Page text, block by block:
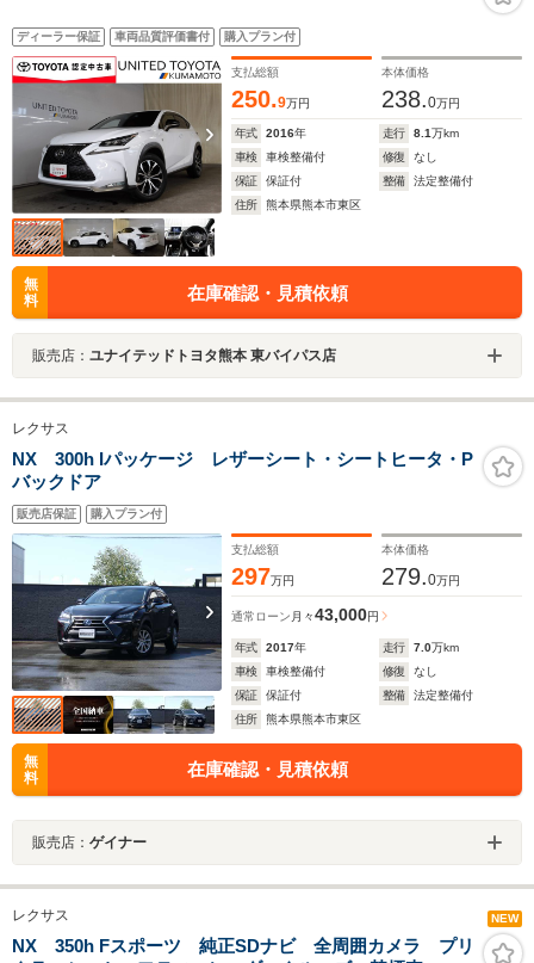
ディーラー保証 車両品質評価書付 購入プラン付
支払総額
250.9万円
本体価格
238.0万円
年式 2016年 走行 8.1万km
車検
車検整備付 修復
なし
保証
保証付 整備
法定整備付
住所
熊本県熊本市東区
無
料
在庫確認・見積依頼
販売店： ユナイテッドトヨタ熊本 東バイパス店
レクサス
NX 300h Iパッケージ レザーシート・シートヒータ・P
バックドア
販売店保証 購入プラン付
支払総額
297万円
本体価格
279.0万円
通常ローン 月々43,000円
年式 2017年 走行 7.0万km
車検
車検整備付 修復
なし
保証
保証付 整備
法定整備付
住所
熊本県熊本市東区
無
料
在庫確認・見積依頼
販売店： ゲイナー
レクサス NEW
NX 350h Fスポーツ 純正SDナビ 全周囲カメラ プリ